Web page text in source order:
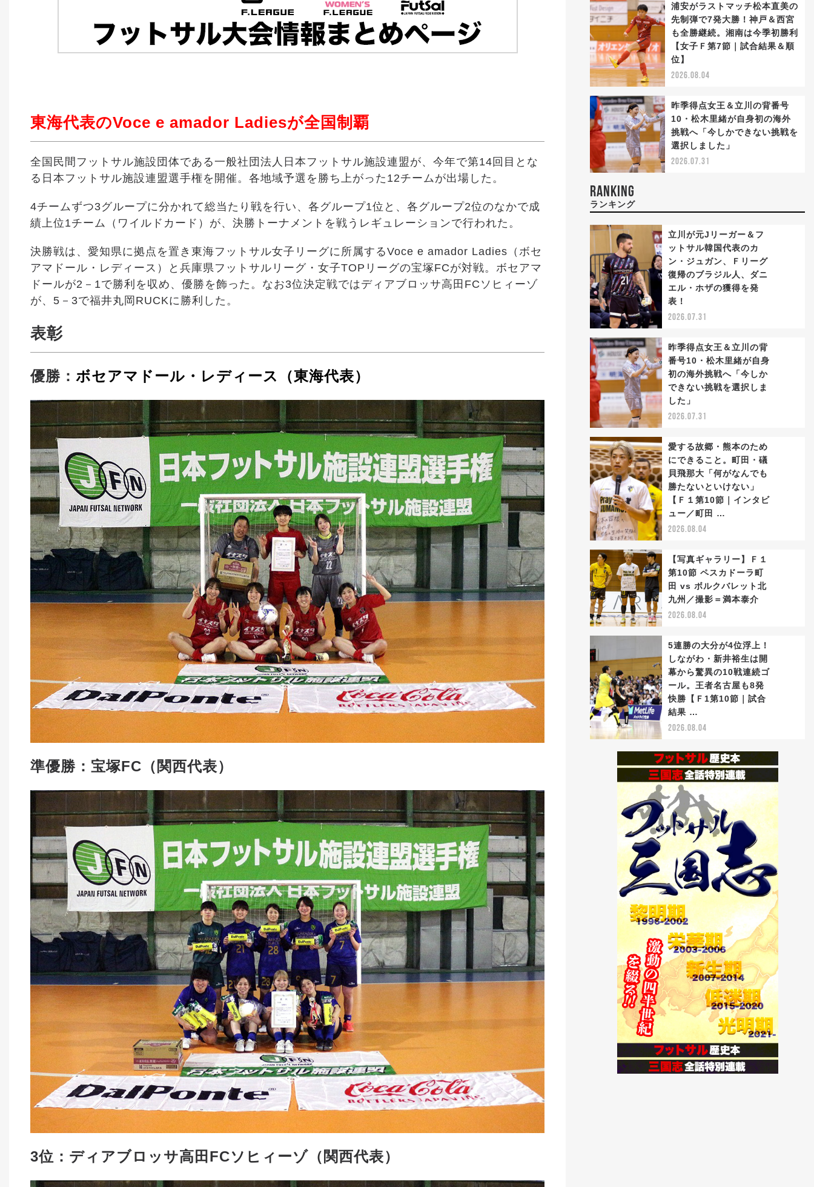
東海代表のVoce e amador Ladiesが全国制覇
全国民間フットサル施設団体である一般社団法人日本フットサル施設連盟が、今年で第14回目とな
る日本フットサル施設連盟選手権を開催。各地域予選を勝ち上がった12チームが出場した。
4チームずつ3グループに分かれて総当たり戦を行い、各グループ1位と、各グループ2位のなかで成
績上位1チーム（ワイルドカード）が、決勝トーナメントを戦うレギュレーションで行われた。
決勝戦は、愛知県に拠点を置き東海フットサル女子リーグに所属するVoce e amador Ladies（ボセ
アマドール・レディース）と兵庫県フットサルリーグ・女子TOPリーグの宝塚FCが対戦。ボセアマ
ドールが2－1で勝利を収め、優勝を飾った。なお3位決定戦ではディアブロッサ高田FCソヒィーゾ
が、5－3で福井丸岡RUCKに勝利した。
表彰
優勝： ボセアマドール・レディース（東海代表）
準優勝：宝塚FC（関西代表）
3位：ディアブロッサ高田FCソヒィーゾ（関西代表）
浦安がラストマッチ松本直美の
先制弾で7発大勝！神戸＆西宮
も全勝継続。湘南は今季初勝利
【女子Ｆ第7節｜試合結果＆順
位】
2026.08.04
昨季得点女王＆立川の背番号
10・松木里緒が自身初の海外
挑戦へ「今しかできない挑戦を
選択しました」
2026.07.31
RANKING
ランキング
立川が元Jリーガー＆フ
ットサル韓国代表のカ
ン・ジュガン、Ｆリーグ
復帰のブラジル人、ダニ
エル・ホザの獲得を発
表！
2026.07.31
昨季得点女王＆立川の背
番号10・松木里緒が自身
初の海外挑戦へ「今しか
できない挑戦を選択しま
した」
2026.07.31
愛する故郷・熊本のため
にできること。町田・礒
貝飛那大「何がなんでも
勝たないといけない」
【Ｆ１第10節｜インタビ
ュー／町田 …
2026.08.04
【写真ギャラリー】Ｆ１
第10節 ペスカドーラ町
田 vs ボルクバレット北
九州／撮影＝満本泰介
2026.08.04
5連勝の大分が4位浮上！
しながわ・新井裕生は開
幕から驚異の10戦連続ゴ
ール。王者名古屋も8発
快勝【Ｆ1第10節｜試合
結果 …
2026.08.04